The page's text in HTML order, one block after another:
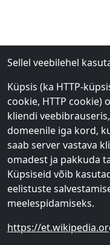
Sellel veebilehel
Küpsis (ka HTTP-
cookie, HTTP
kliendi
domeenile iga kord,
saab server vastava
omadest ja pakkuda
Küpsiseid võib
eelistuste
meelespidamiseks.
https://